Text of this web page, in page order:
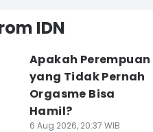
IDN
Apakah Perempuan
yang Tidak Pernah
Orgasme Bisa
Hamil?
6 Aug 2026, 20:37 WIB